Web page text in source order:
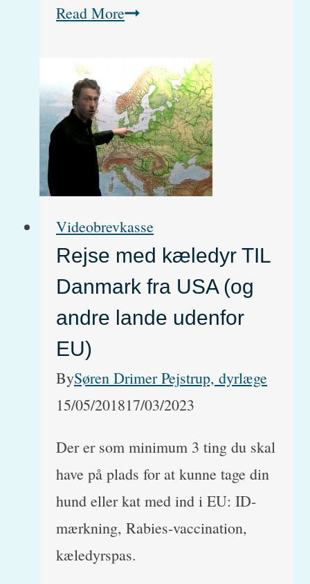
Read MoreTæger
flåter?
Hvad
er
forskellen?
(og
hvad
skal
du
gøre
ved
Videobrevkasse
Rejse med kæledyr TIL
Danmark fra USA (og
andre lande udenfor
EU)
BySøren Drimer Pejstrup, dyrlæge
15/05/201817/03/2023
Der er som minimum 3 ting du skal
have på plads for at kunne tage din
hund eller kat med ind i EU: ID-
mærkning, Rabies-vaccination,
kæledyrspas.